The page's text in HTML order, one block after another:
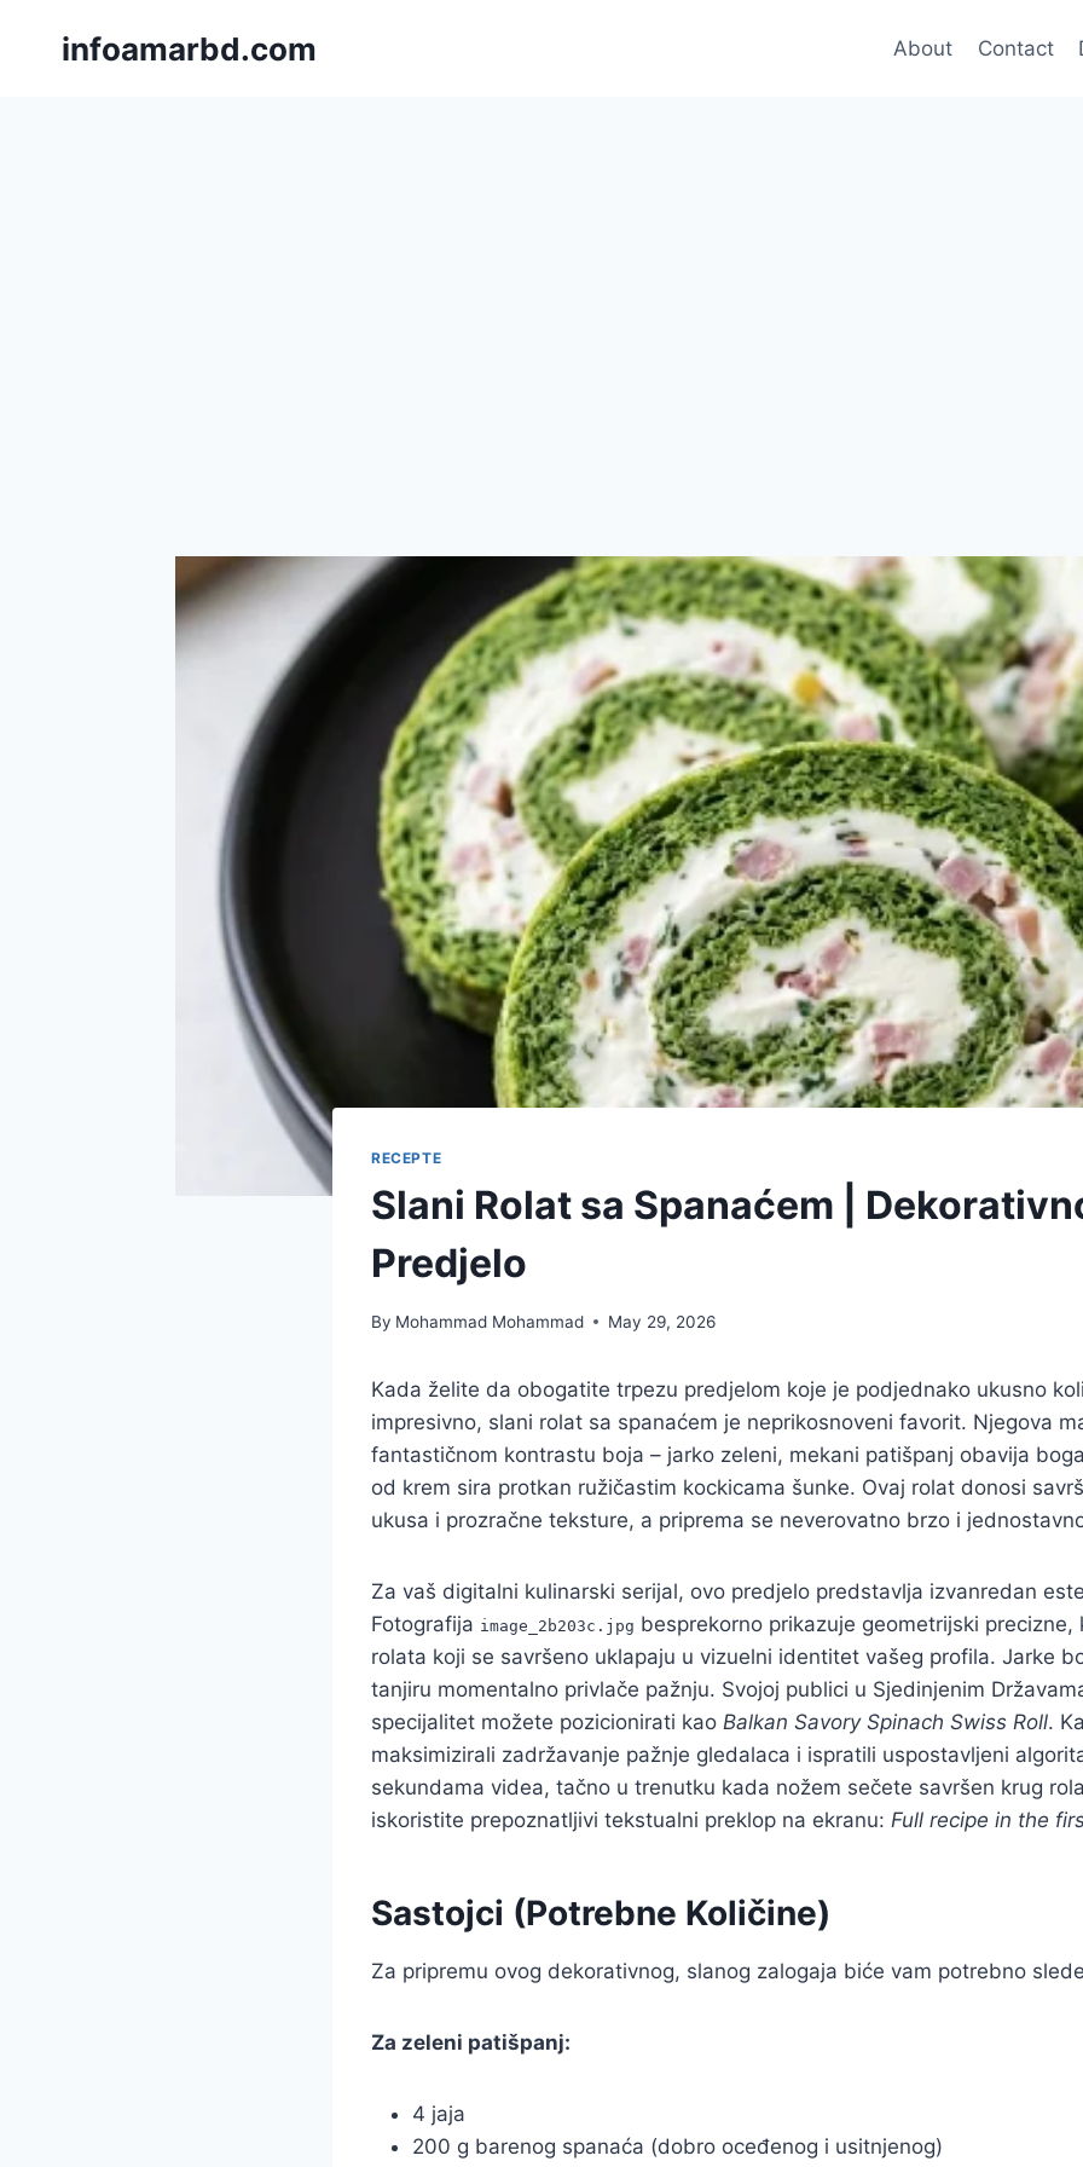
infoamarbd.com About Contact
RECEPTE
Slani Rolat sa Spanaćem |
Predjelo
By Mohammad Mohammad May 29, 2026
Kada želite da obogatite trpezu predjelom koje je podjednako ukusno
impresivno, slani rolat sa spanaćem je neprikosnoveni favorit. Njegova
fantastičnom kontrastu boja – jarko zeleni, mekani patišpanj obavija
od krem sira protkan ružičastim kockicama šunke. Ovaj rolat donosi
ukusa i prozračne teksture, a priprema se neverovatno brzo i
Za vaš digitalni kulinarski serijal, ovo predjelo predstavlja izvanredan
Fotografija image_2b203c.jpg besprekorno prikazuje geometrijski precizne,
rolata koji se savršeno uklapaju u vizuelni identitet vašeg profila. Jarke
tanjiru momentalno privlače pažnju. Svojoj publici u Sjedinjenim
specijalitet možete pozicionirati kao Balkan Savory Spinach Swiss Roll.
maksimizirali zadržavanje pažnje gledalaca i ispratili uspostavljeni
sekundama videa, tačno u trenutku kada nožem sečete savršen krug
iskoristite prepoznatljivi tekstualni preklop na ekranu: Full recipe in the
Sastojci (Potrebne Količine)
Za pripremu ovog dekorativnog, slanog zalogaja biće vam potrebno
Za zeleni patišpanj:
4 jaja
200 g barenog spanaća (dobro oceđenog i usitnjenog)